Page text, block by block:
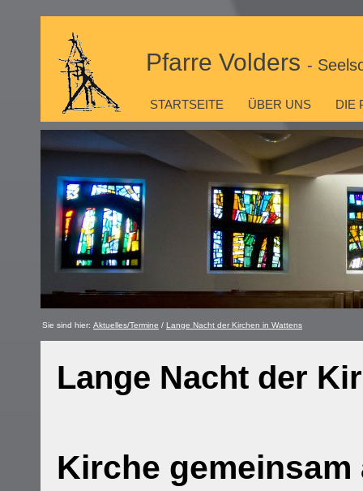
Pfarre Volders -
STARTSEITE ÜBER UNS DIE
Lange Nacht der
Kirche
Sie sind hier: Aktuelles/Termine / Lange Nacht der Kirchen in Wattens